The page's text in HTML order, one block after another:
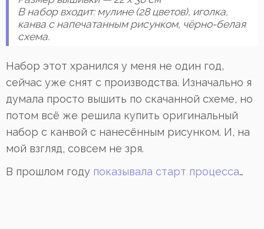
В набор входит: мулине (28 цветов), иголка,
канва с напечатанным рисунком, чёрно-белая
схема.
Набор этот хранился у меня не один год,
сейчас уже снят с производства. Изначально я
думала просто вышить по скачанной схеме, но
потом всё же решила купить оригинальный
набор с канвой с нанесённым рисунком. И, на
мой взгляд, совсем не зря.
В прошлом году показывала старт процесса…